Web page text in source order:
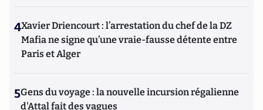
4Xavier Driencourt : l’arrestation du chef de la DZ
Mafia ne signe qu’une vraie-fausse détente entre
Paris et Alger
5Gens du voyage : la nouvelle incursion régalienne
d'Attal fait des vagues